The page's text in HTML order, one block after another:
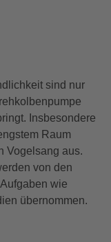
sind nur
rehkolbenpumpe
Insbesondere
Raum
Vogelsang aus.
von den
wie
übernommen.